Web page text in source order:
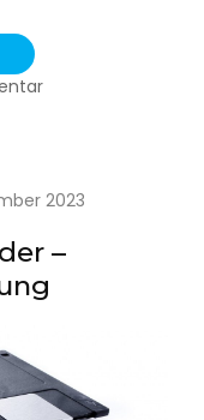
zu
2023
–